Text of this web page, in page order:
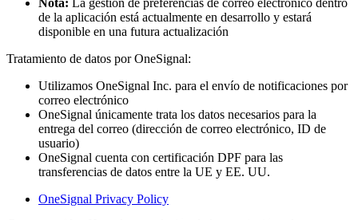
Nota: La gestión de preferencias de correo electrónico dentro
de la aplicación está actualmente en desarrollo y estará
disponible en una futura actualización
Tratamiento de datos por OneSignal:
Utilizamos OneSignal Inc. para el envío de notificaciones por
correo electrónico
OneSignal únicamente trata los datos necesarios para la
entrega del correo (dirección de correo electrónico, ID de
usuario)
OneSignal cuenta con certificación DPF para las
transferencias de datos entre la UE y EE. UU.
OneSignal Privacy Policy